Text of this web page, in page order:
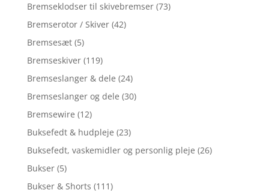
Bremseklodser til skivebremser (73)
Bremserotor / Skiver (42)
Bremsesæt (5)
Bremseskiver (119)
Bremseslanger & dele (24)
Bremseslanger og dele (30)
Bremsewire (12)
Buksefedt & hudpleje (23)
Buksefedt, vaskemidler og personlig pleje (26)
Bukser (5)
Bukser & Shorts (111)